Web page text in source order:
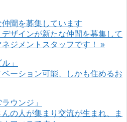
ザインが新たな仲間を募集して
ジメントスタッフです！ »
ーション可能、しかも住めるお
の人が集まり交流が生まれ、ま